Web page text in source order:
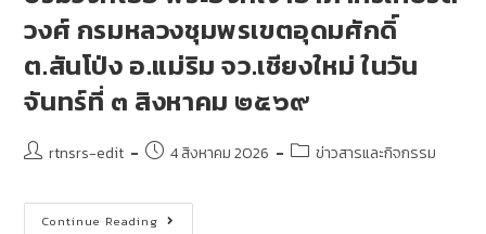
วงศ์ กรมหลวงชุมพรเขตอุดมศักดิ์
ต.สันโป่ง อ.แม่ริม จว.เชียงใหม่ ในวัน
จันทร์ที่ ๓ สิงหาคม ๒๕๖๙
rtnsrs-edit 4 สิงหาคม 2026 ข่าวสารและกิจกรรม
Continue Reading